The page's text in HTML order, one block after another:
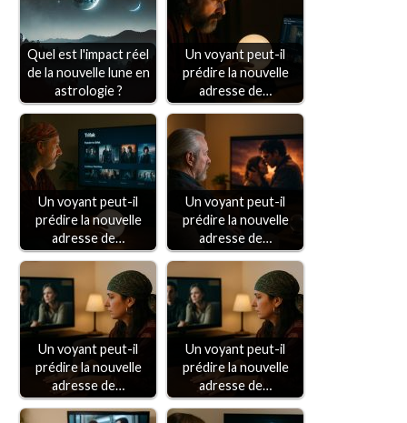
Quel est l'impact réel
de la nouvelle lune en
astrologie ?
Un voyant peut-il
prédire la nouvelle
adresse de…
Un voyant peut-il
prédire la nouvelle
adresse de…
Un voyant peut-il
prédire la nouvelle
adresse de…
Un voyant peut-il
prédire la nouvelle
adresse de…
Un voyant peut-il
prédire la nouvelle
adresse de…